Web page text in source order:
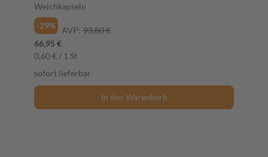
Weichkapseln
-29%
AVP: 93,80 €
66,95 €
0,60 € / 1 St
sofort lieferbar
In den Warenkorb